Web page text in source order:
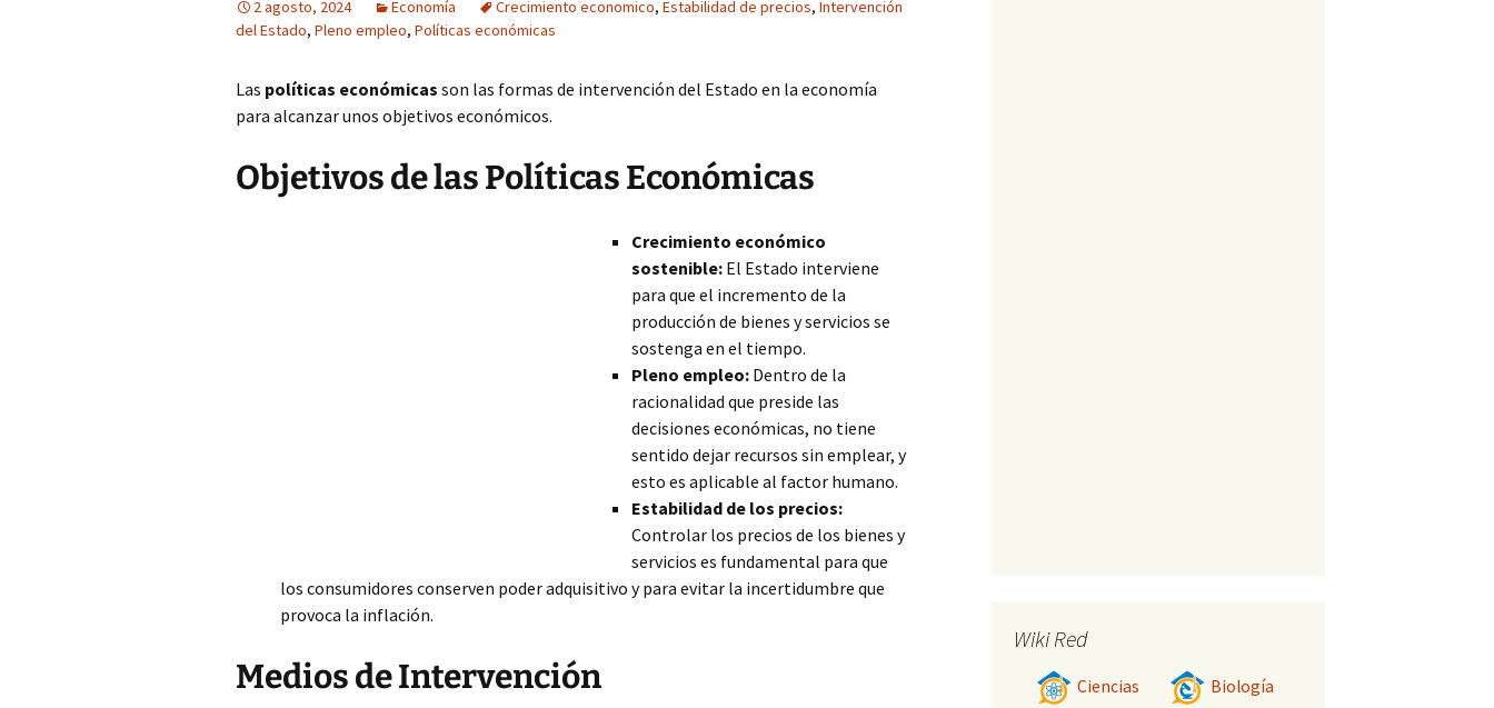
2 agosto, 2024 Economía Crecimiento economico, Estabilidad de precios, Intervención
del Estado, Pleno empleo, Políticas económicas
Las políticas económicas son las formas de intervención del Estado en la economía
para alcanzar unos objetivos económicos.
Objetivos de las Políticas Económicas
Crecimiento económico
sostenible: El Estado interviene
para que el incremento de la
producción de bienes y servicios se
sostenga en el tiempo.
Pleno empleo: Dentro de la
racionalidad que preside las
decisiones económicas, no tiene
sentido dejar recursos sin emplear, y
esto es aplicable al factor humano.
Estabilidad de los precios:
Controlar los precios de los bienes y
servicios es fundamental para que
los consumidores conserven poder adquisitivo y para evitar la incertidumbre que
provoca la inflación.
Medios de Intervención
Wiki Red
Ciencias Biología